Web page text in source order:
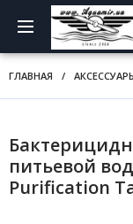
ГЛАВНАЯ /
питьевой
Purification